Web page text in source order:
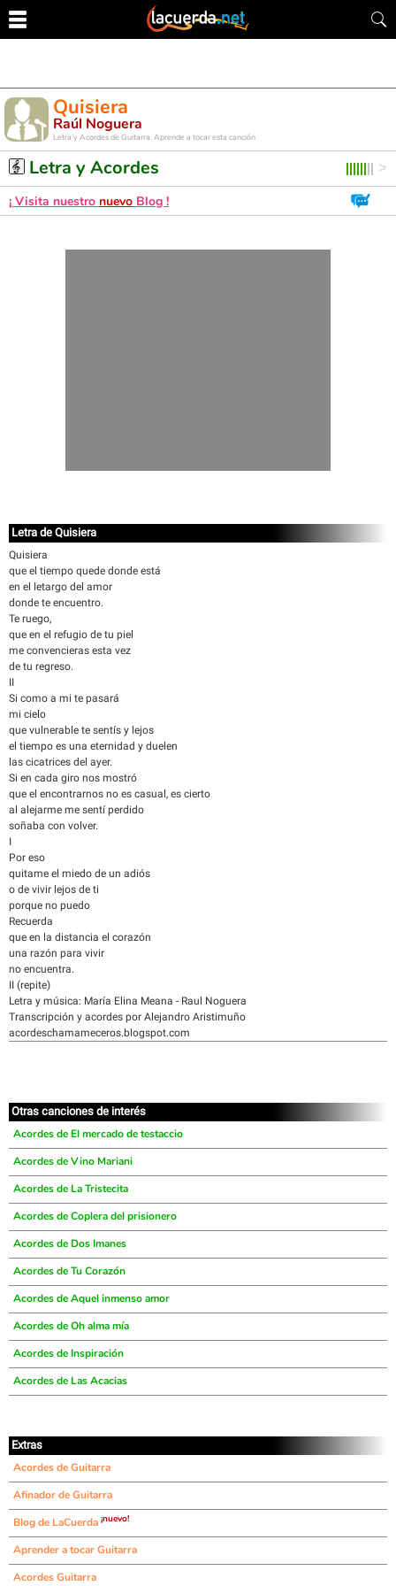
Quisiera
Raúl Noguera
Letra y Acordes de Guitarra. Aprende a tocar esta canción
Letra y Acordes
¡ Visita nuestro nuevo Blog !
Letra de Quisiera
Quisiera
que el tiempo quede donde está
en el letargo del amor
donde te encuentro.
Te ruego,
que en el refugio de tu piel
me convencieras esta vez
de tu regreso.
II
Si como a mi te pasará
mi cielo
que vulnerable te sentís y lejos
el tiempo es una eternidad y duelen
las cicatrices del ayer.
Si en cada giro nos mostró
que el encontrarnos no es casual, es cierto
al alejarme me sentí perdido
soñaba con volver.
I
Por eso
quitame el miedo de un adiós
o de vivir lejos de ti
porque no puedo
Recuerda
que en la distancia el corazón
una razón para vivir
no encuentra.
II (repite)
Letra y música: María Elina Meana - Raul Noguera
Transcripción y acordes por Alejandro Aristimuño
acordeschamameceros.blogspot.com
Otras canciones de interés
Acordes de El mercado de testaccio
Acordes de Vino Mariani
Acordes de La Tristecita
Acordes de Coplera del prisionero
Acordes de Dos Imanes
Acordes de Tu Corazón
Acordes de Aquel inmenso amor
Acordes de Oh alma mía
Acordes de Inspiración
Acordes de Las Acacias
Extras
Acordes de Guitarra
Afinador de Guitarra
Blog de LaCuerda ¡nuevo!
Aprender a tocar Guitarra
Acordes Guitarra